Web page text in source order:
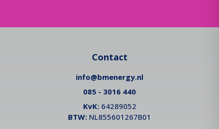
Contact
info@bmenergy.nl
085 - 3016 440
KvK:64289052
BTW: NL855601267B01